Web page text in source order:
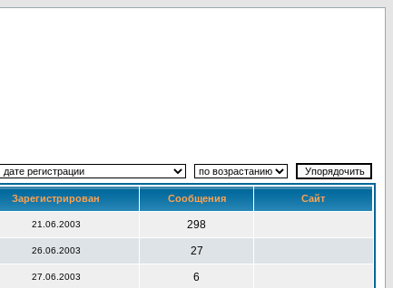
Зарегистрирован Сообщения Сайт
21.06.2003 298
26.06.2003 27
27.06.2003 6